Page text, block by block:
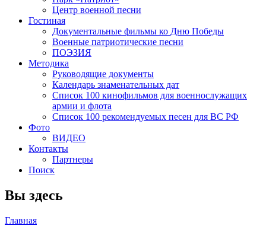
Центр военной песни
Гостиная
Документальные фильмы ко Дню Победы
Военные патриотические песни
ПОЭЗИЯ
Методика
Руководящие документы
Календарь знаменательных дат
Список 100 кинофильмов для военнослужащих
армии и флота
Список 100 рекомендуемых песен для ВС РФ
Фото
ВИДЕО
Контакты
Партнеры
Поиск
Вы здесь
Главная